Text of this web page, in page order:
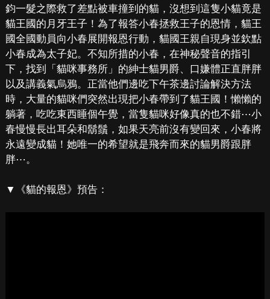
鈞一髮之際救了差點被車撞到的貓，沒想到這隻小貓竟是
貓王國的月牙王子！為了報答小春拯救王子的恩情，貓王
國全國動員向小春展開報恩行動，貓國王親自現身並欽點
小春成為太子妃。不知所措的小春，在神秘聲音的指引
下，找到「貓咪事務所」的紳士貓男爵、口嫌體正直胖胖
以及講義氣烏鴉。正當他們邊吃下午茶邊討論解決方法
時，大量的貓咪們突然出現把小春帶到了貓王國！懶懶的
躺著，吃吃東西睡個午覺，當隻貓咪好像真的也不錯⋯小
春慢慢長出耳朵和鬍鬚，如果天亮前沒有變回來，小春將
永遠變成貓！她唯一的希望就是飛奔而來的貓男爵跟胖
胖⋯。
▼《貓的報恩》預告：